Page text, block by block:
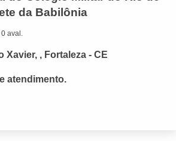
da Babilônia
0 aval.
Xavier, , Fortaleza - CE
atendimento.